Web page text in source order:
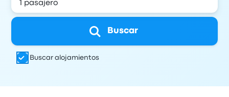
Buscar
Buscar alojamientos